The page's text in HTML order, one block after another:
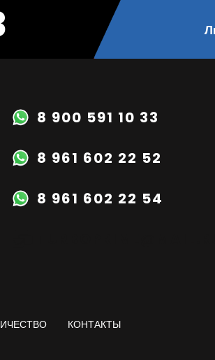
8 900 591 10 33
8 961 602 22 52
8 961 602 22 54
КОНТАКТЫ